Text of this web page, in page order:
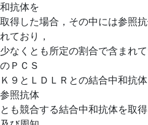
和抗体を
取得した場合，その中には参照
れており，
少なくとも所定の割合で含まれ
のＰＣＳ
Ｋ９とＬＤＬＲとの結合中和抗
参照抗体
とも競合する結合中和抗体を取